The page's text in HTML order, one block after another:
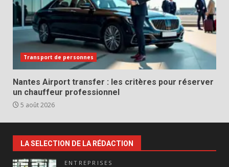
Transport de personnes
Nantes Airport transfer : les critères pour réserver
un chauffeur professionnel
5 août 2026
LA SELECTION DE LA RÉDACTION
ENTREPRISES